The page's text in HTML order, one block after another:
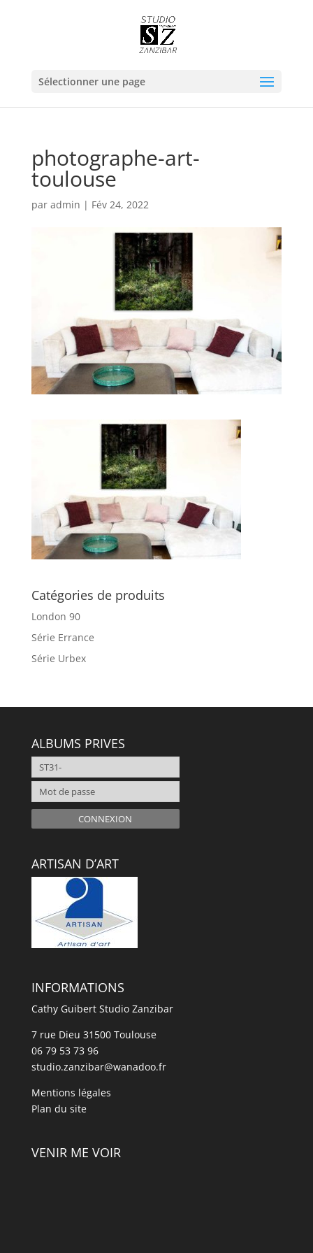
Sélectionner une page
photographe-art-
toulouse
par admin | Fév 24, 2022
Catégories de produits
London 90
Série Errance
Série Urbex
ALBUMS PRIVES
CONNEXION
ARTISAN D’ART
INFORMATIONS
Cathy Guibert Studio Zanzibar
7 rue Dieu 31500 Toulouse
06 79 53 73 96
studio.zanzibar@wanadoo.fr
Mentions légales
Plan du site
VENIR ME VOIR